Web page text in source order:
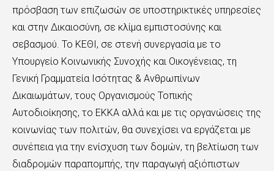
πρόσβαση των επιζωσών σε υποστηρικτικές υπηρεσίες
και στην Δικαιοσύνη, σε κλίμα εμπιστοσύνης και
σεβασμού. Το ΚΕΘΙ, σε στενή συνεργασία με το
Υπουργείο Κοινωνικής Συνοχής και Οικογένειας, τη
Γενική Γραμματεία Ισότητας & Ανθρωπίνων
Δικαιωμάτων, τους Οργανισμούς Τοπικής
Αυτοδιοίκησης, το ΕΚΚΑ αλλά και με τις οργανώσεις της
κοινωνίας των πολιτών, θα συνεχίσει να εργάζεται με
συνέπεια για την ενίσχυση των δομών, τη βελτίωση των
διαδρομών παραπομπής, την παραγωγή αξιόπιστων